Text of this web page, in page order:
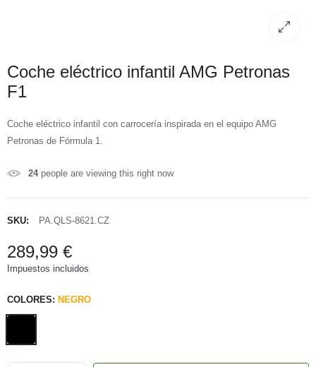
Coche eléctrico infantil AMG Petronas
F1
Coche eléctrico infantil con carrocería inspirada en el equipo AMG
Petronas de Fórmula 1.
24people are viewing this right now
SKU: PA.QLS-8621.CZ
289,99 €
Impuestos incluidos
COLORES: NEGRO